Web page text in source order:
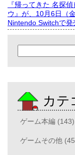
『帰ってきた 名探偵
ウ』が、10月6日（
Nintendo Switchで発
カテ
ゲーム本編 (143)
ゲームその他